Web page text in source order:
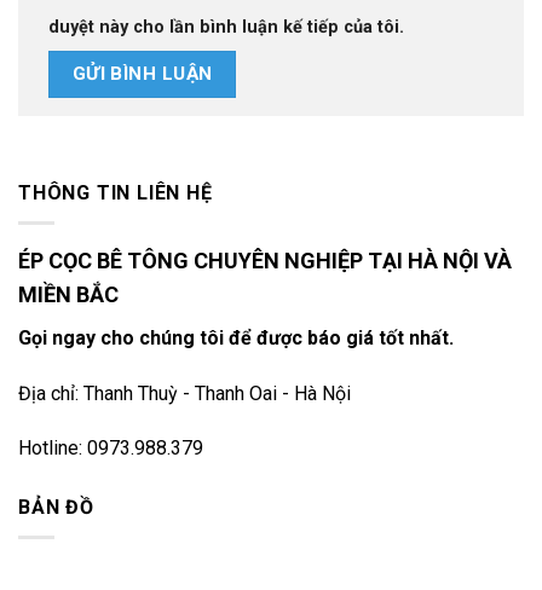
duyệt này cho lần bình luận kế tiếp của tôi.
THÔNG TIN LIÊN HỆ
ÉP CỌC BÊ TÔNG CHUYÊN NGHIỆP TẠI HÀ NỘI VÀ
MIỀN BẮC
Gọi ngay cho chúng tôi để được báo giá tốt nhất.
Địa chỉ: Thanh Thuỳ - Thanh Oai - Hà Nội
Hotline: 0973.988.379
BẢN ĐỒ